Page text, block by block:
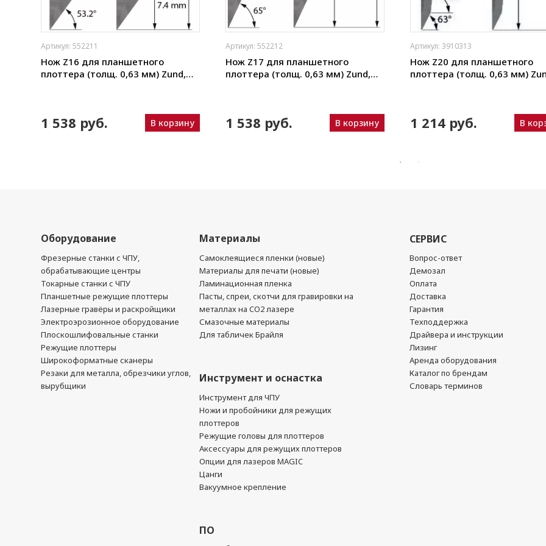
Артикул: 552211
Нож Z16 для планшетного
плоттера (толщ. 0,63 мм) Zund,
1 538 руб. В корзину
Артикул: 552212
Нож Z17 для планшетного
плоттера (толщ. 0,63 мм) Zund,
1 538 руб. В корзину
Артикул: 3910313
Нож Z20 для планшетного
плоттера (толщ. 0,63 мм)
1 214 руб. В
Оборудование
Фрезерные станки с ЧПУ,
обрабатывающие центры
Токарные станки с ЧПУ
Планшетные режущие плоттеры
Лазерные гравёры и раскройщики
Электроэрозионное оборудование
Плоскошлифовальные станки
Режущие плоттеры
Широкоформатные сканеры
Резаки для металла, обрезчики углов,
вырубщики
Материалы
Самоклеящиеся пленки (новые)
Материалы для печати (новые)
Ламинационная пленка
Пасты, спреи, скотчи для гравировки на
металлах на CO2 лазере
Смазочные материалы
Для табличек Брайля
Инструмент и оснастка
Инструмент для ЧПУ
Ножи и пробойники для режущих
плоттеров
Режущие головы для плоттеров
Аксессуары для режущих плоттеров
Опции для лазеров MAGIC
Цанги
Вакуумное крепление
ПО
СЕРВИС
Вопрос-ответ
Демозал
Оплата
Доставка
Гарантия
Техподдержка
Драйвера и инструкции
Лизинг
Аренда оборудования
Каталог по брендам
Словарь терминов